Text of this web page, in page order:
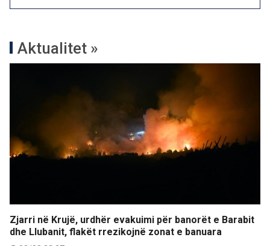
Aktualitet »
Zjarri në Krujë, urdhër evakuimi për banorët e Barabit
dhe Llubanit, flakët rrezikojnë zonat e banuara